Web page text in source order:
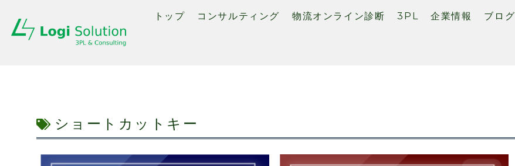
トップ コンサルティング 物流オンライン診断 3PL 企業情報 ブログ
ショートカットキー